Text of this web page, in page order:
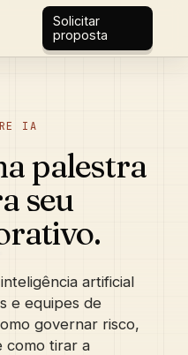
Solicitar
proposta
IA
palestra
seu
artificial
e equipes de
governar risco,
como tirar a